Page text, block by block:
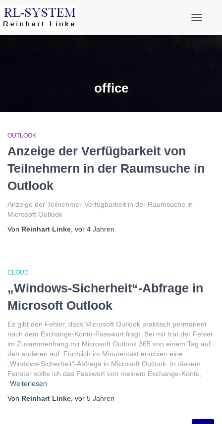
office
OUTLOOK
Anzeige der Verfügbarkeit von
Teilnehmern in der Raumsuche in
Outlook
Anzeige der Teilnehmer-Verfügbarkeit in der Raumsuche in
Microsoft Outlook
Von Reinhart Linke , vor 4 Jahren
CLOUD
„Windows-Sicherheit“-Abfrage in
Microsoft Outlook
Es gibt den Fehler, dass Microsoft Outlook praktisch permanent
nach dem Exchange-Konto-Passwort fragt. Bei mir trat der Fehler
im Zusammenhang mit Microsoft Outlook 365 von einem Tag auf
den anderen auf: Förmlich im Minutentakt erschien eine
„Windows-Sicherheit“-Abfrage in Microsoft Outlook. In diesem
Fenster sollte ich das Passwort von meinem Exchange-Konto,
Weiterlesen
Von Reinhart Linke , vor 5 Jahren